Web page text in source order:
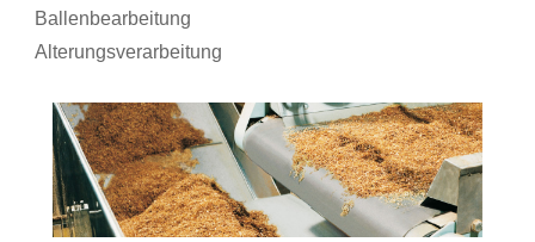
Ballenbearbeitung
Alterungsverarbeitung